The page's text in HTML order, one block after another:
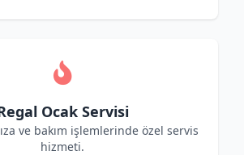
Ocak Servisi
ve bakım işlemlerinde özel servis
hizmeti.